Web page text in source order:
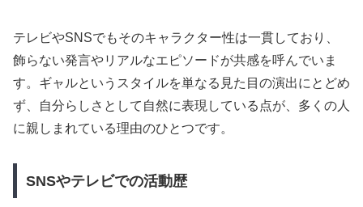
テレビやSNSでもそのキャラクター性は一貫しており、
飾らない発言やリアルなエピソードが共感を呼んでいま
す。ギャルというスタイルを単なる見た目の演出にとどめ
ず、自分らしさとして自然に表現している点が、多くの人
に親しまれている理由のひとつです。
SNSやテレビでの活動歴